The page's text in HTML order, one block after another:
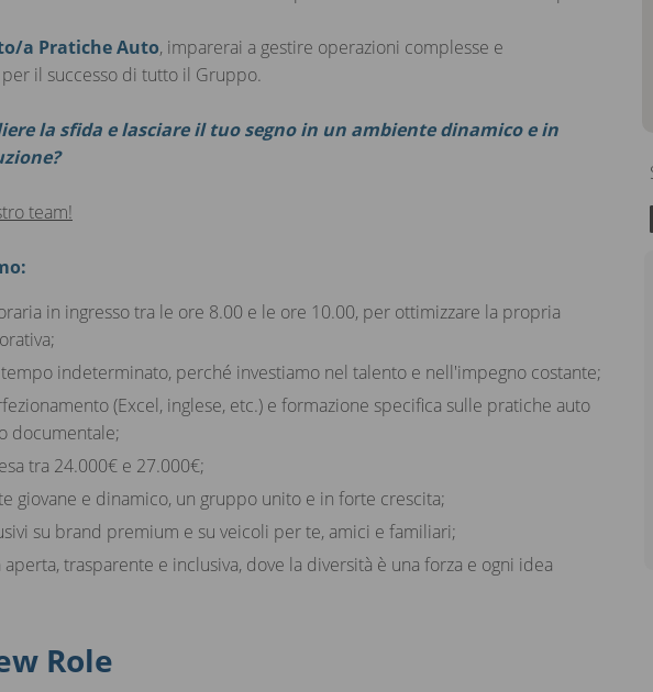
a Pratiche Auto, imparerai a gestire operazioni complesse e
il successo di tutto il Gruppo.
la sfida e lasciare il tuo segno in un ambiente dinamico e in
team!
in ingresso tra le ore 8.00 e le ore 10.00, per ottimizzare la propria
indeterminato, perché investiamo nel talento e nell'impegno costante;
(Excel, inglese, etc.) e formazione specifica sulle pratiche auto
documentale;
tra 24.000€ e 27.000€;
giovane e dinamico, un gruppo unito e in forte crescita;
su brand premium e su veicoli per te, amici e familiari;
trasparente e inclusiva, dove la diversità è una forza e ogni idea
Role